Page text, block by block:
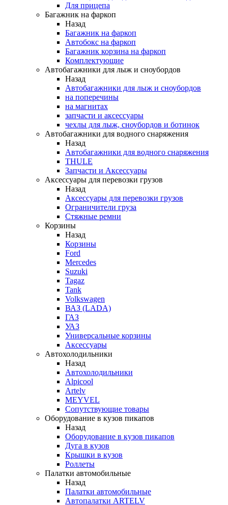
Для прицепа
Багажник на фаркоп
Назад
Багажник на фаркоп
Автобокс на фаркоп
Багажник корзина на фаркоп
Комплектующие
Автобагажники для лыж и сноубордов
Назад
Автобагажники для лыж и сноубордов
на поперечины
на магнитах
запчасти и аксессуары
чехлы для лыж, сноубордов и ботинок
Автобагажники для водного снаряжения
Назад
Автобагажники для водного снаряжения
THULE
Запчасти и Аксессуары
Аксессуары для перевозки грузов
Назад
Аксессуары для перевозки грузов
Ограничители груза
Стяжные ремни
Корзины
Назад
Корзины
Ford
Mercedes
Suzuki
Tagaz
Tank
Volkswagen
ВАЗ (LADA)
ГАЗ
УАЗ
Универсальные корзины
Аксессуары
Автохолодильники
Назад
Автохолодильники
Alpicool
Artelv
MEYVEL
Сопутствующие товары
Оборудование в кузов пикапов
Назад
Оборудование в кузов пикапов
Дуга в кузов
Крышки в кузов
Роллеты
Палатки автомобильные
Назад
Палатки автомобильные
Автопалатки ARTELV